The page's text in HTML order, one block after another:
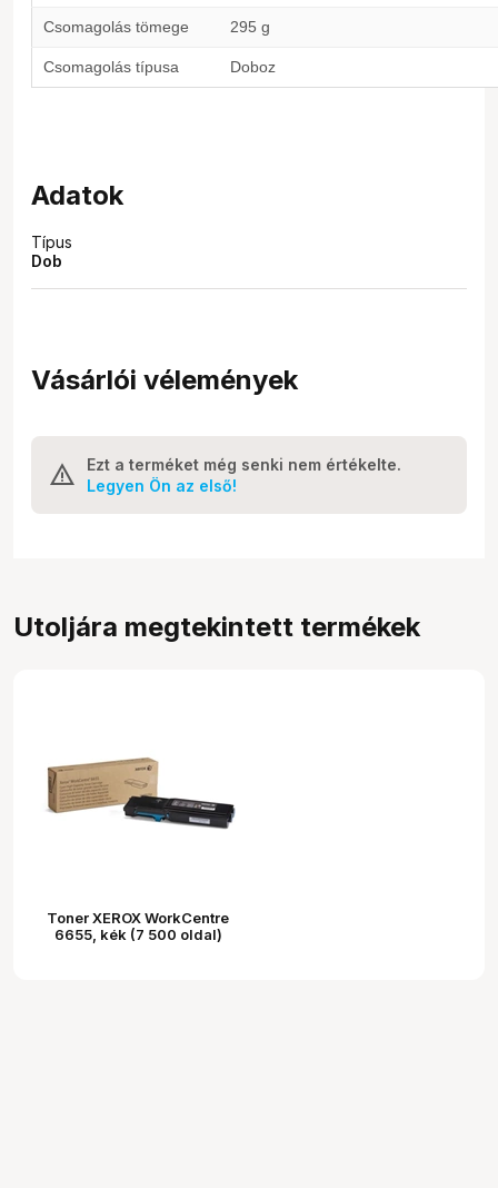
Csomagolás tömege 295 g
Csomagolás típusa Doboz
Adatok
Típus
Dob
Vásárlói vélemények
Ezt a terméket még senki nem értékelte.
Legyen Ön az első!
Utoljára megtekintett termékek
Toner XEROX WorkCentre
6655, kék (7 500 oldal)